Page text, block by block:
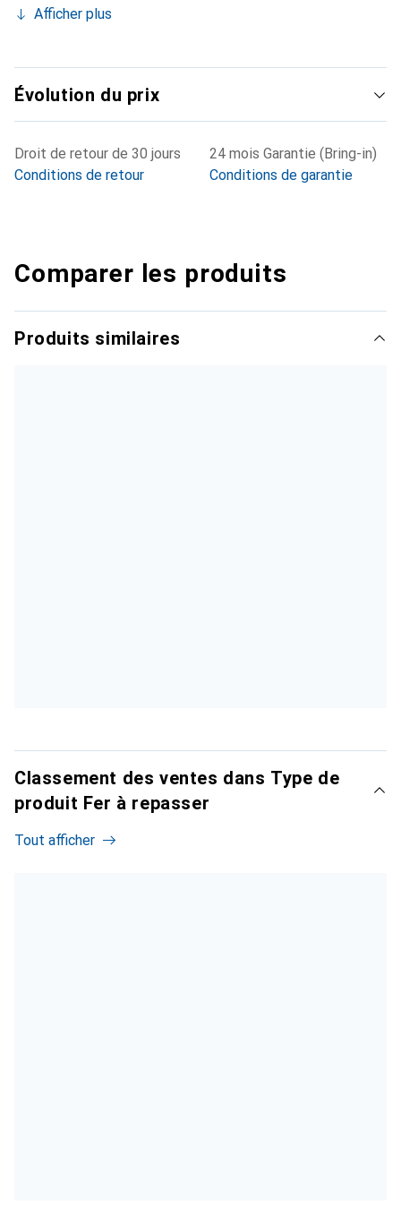
Afficher plus
Évolution du prix
Droit de retour de 30 jours
Conditions de retour
24 mois Garantie (Bring-in)
Conditions de garantie
Comparer les produits
Produits similaires
Classement des ventes dans Type de
produit Fer à repasser
Tout afficher